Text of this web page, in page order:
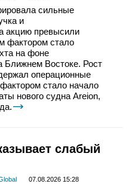
сильные
и
акцию превысили
фактором стало
на фоне
Ближнем Востоке. Рост
операционные
стало начало
нового судна Areion,
слабый
07.08.2026 15:28